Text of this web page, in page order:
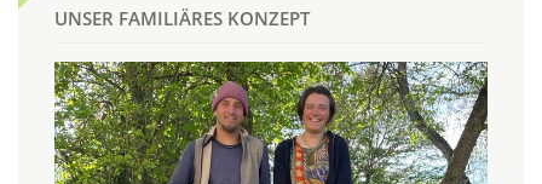
UNSER FAMILIÄRES KONZEPT